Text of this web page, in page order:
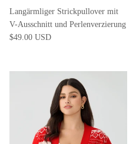
Langärmliger Strickpullover mit
V-Ausschnitt und Perlenverzierung
$49.00 USD